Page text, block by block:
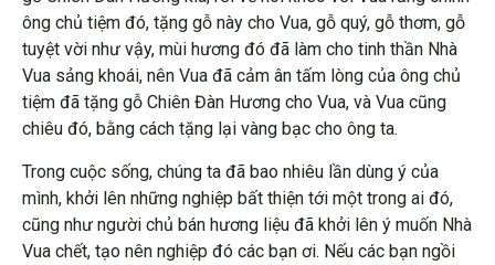
ông chủ tiệm đó, tặng gỗ này cho Vua, gỗ quý, gỗ thơm, gỗ
tuyệt vời như vậy, mùi hương đó đã làm cho tinh thần Nhà
Vua sảng khoái, nên Vua đã cảm ân tấm lòng của ông chủ
tiệm đã tặng gỗ Chiên Đàn Hương cho Vua, và Vua cũng
chiêu đó, bằng cách tặng lại vàng bạc cho ông ta.
Trong cuộc sống, chúng ta đã bao nhiêu lần dùng ý của
mình, khởi lên những nghiệp bất thiện tới một trong ai đó,
cũng như người chủ bán hương liệu đã khởi lên ý muốn Nhà
Vua chết, tạo nên nghiệp đó các bạn ơi. Nếu các bạn ngồi